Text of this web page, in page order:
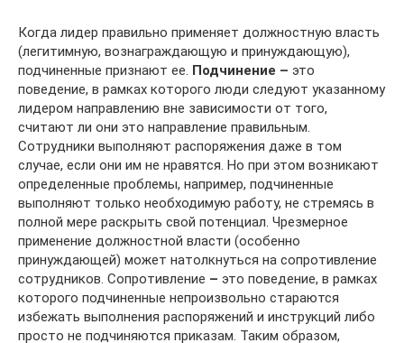
Когда лидер правильно применяет должностную власть
(легитимную, вознаграждающую и принуждающую),
подчиненные признают ее. Подчинение – это
поведение, в рамках которого люди следуют указанному
лидером направлению вне зависимости от того,
считают ли они это направление правильным.
Сотрудники выполняют распоряжения даже в том
случае, если они им не нравятся. Но при этом возникают
определенные проблемы, например, подчиненные
выполняют только необходимую работу, не стремясь в
полной мере раскрыть свой потенциал. Чрезмерное
применение должностной власти (особенно
принуждающей) может натолкнуться на сопротивление
сотрудников. Сопротивление – это поведение, в рамках
которого подчиненные непроизвольно стараются
избежать выполнения распоряжений и инструкций либо
просто не подчиняются приказам. Таким образом,